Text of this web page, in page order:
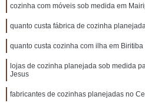
cozinha com móveis sob medida em
quanto custa fábrica de cozinha
quanto custa cozinha com ilha em Biritiba
lojas de cozinha planejada sob medida
Jesus
fabricantes de cozinhas planejadas no